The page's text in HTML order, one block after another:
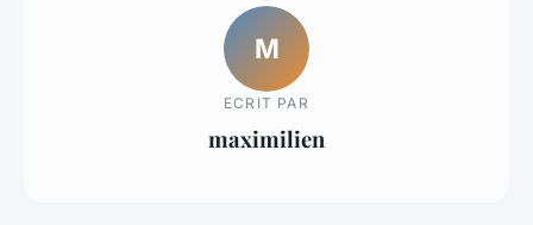
M
ECRIT PAR
maximilien